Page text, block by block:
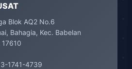
Blok AQ2 No.6
Bahagia, Kec. Babelan
1741-4739